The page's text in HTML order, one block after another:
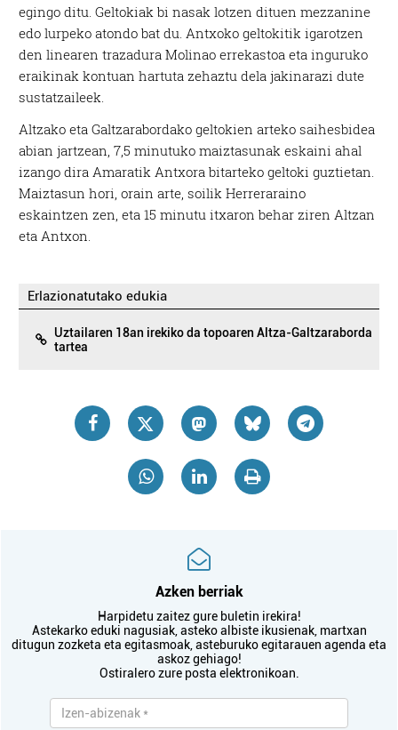
egingo ditu. Geltokiak bi nasak lotzen dituen mezzanine
edo lurpeko atondo bat du. Antxoko geltokitik igarotzen
den linearen trazadura Molinao errekastoa eta inguruko
eraikinak kontuan hartuta zehaztu dela jakinarazi dute
sustatzaileek.
Altzako eta Galtzarabordako geltokien arteko saihesbidea
abian jartzean, 7,5 minutuko maiztasunak eskaini ahal
izango dira Amaratik Antxora bitarteko geltoki guztietan.
Maiztasun hori, orain arte, soilik Herreraraino
eskaintzen zen, eta 15 minutu itxaron behar ziren Altzan
eta Antxon.
Erlazionatutako edukia
Uztailaren 18an irekiko da topoaren Altza-Galtzaraborda
tartea
Azken berriak
Harpidetu zaitez gure buletin irekira!
Astekarko eduki nagusiak, asteko albiste ikusienak, martxan
ditugun zozketa eta egitasmoak, asteburuko egitarauen agenda eta
askoz gehiago!
Ostiralero zure posta elektronikoan.